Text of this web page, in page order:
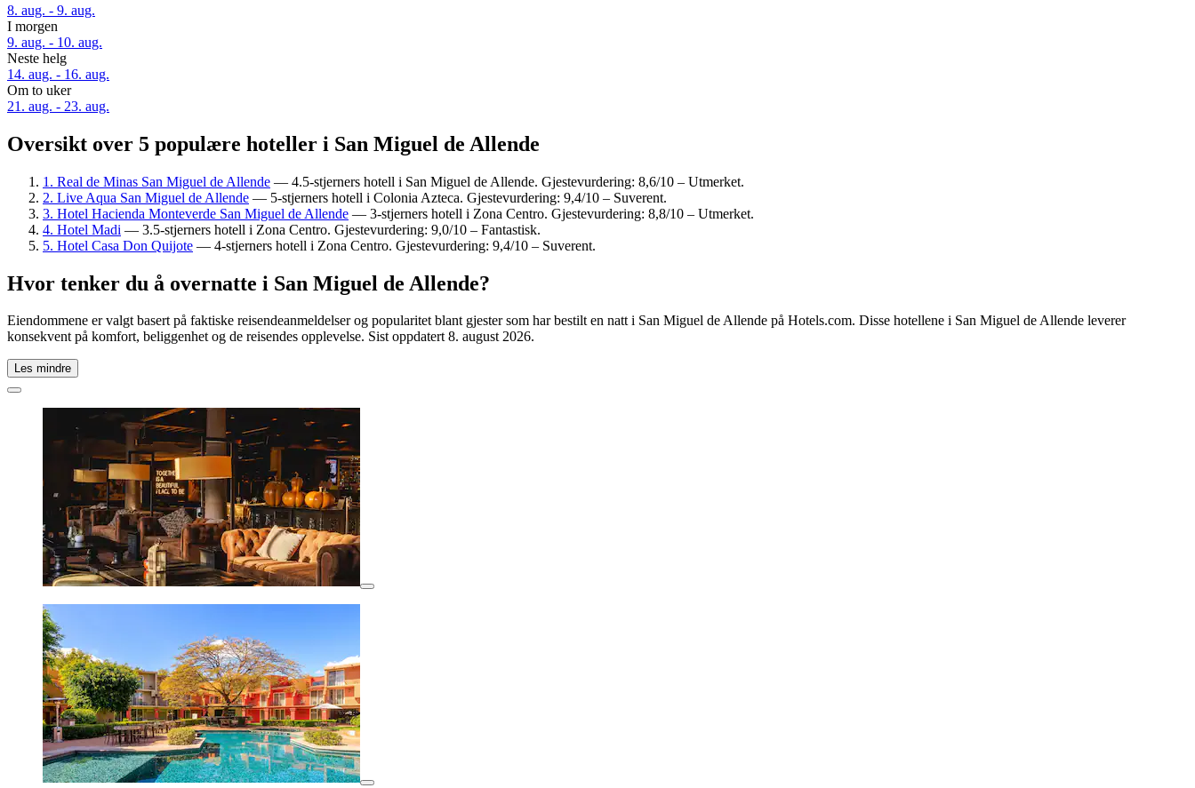
8. aug. - 9. aug.
I morgen
9. aug. - 10. aug.
Neste helg
14. aug. - 16. aug.
Om to uker
21. aug. - 23. aug.
Oversikt over 5 populære hoteller i San Miguel de Allende
1. Real de Minas San Miguel de Allende — 4.5-stjerners hotell i San Miguel de Allende. Gjestevurdering: 8,6/10 – Utmerket.
2. Live Aqua San Miguel de Allende — 5-stjerners hotell i Colonia Azteca. Gjestevurdering: 9,4/10 – Suverent.
3. Hotel Hacienda Monteverde San Miguel de Allende — 3-stjerners hotell i Zona Centro. Gjestevurdering: 8,8/10 – Utmerket.
4. Hotel Madi — 3.5-stjerners hotell i Zona Centro. Gjestevurdering: 9,0/10 – Fantastisk.
5. Hotel Casa Don Quijote — 4-stjerners hotell i Zona Centro. Gjestevurdering: 9,4/10 – Suverent.
Hvor tenker du å overnatte i San Miguel de Allende?
Eiendommene er valgt basert på faktiske reisendeanmeldelser og popularitet blant gjester som har bestilt en natt i San Miguel de Allende på Hotels.com. Disse hotellene i San Miguel de Allende leverer
konsekvent på komfort, beliggenhet og de reisendes opplevelse. Sist oppdatert8. august 2026.
Les mindre